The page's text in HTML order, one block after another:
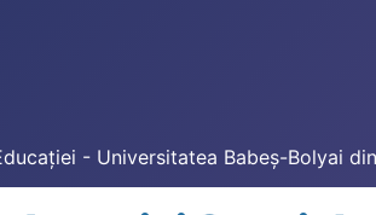
- Universitatea Babeș-Bolyai